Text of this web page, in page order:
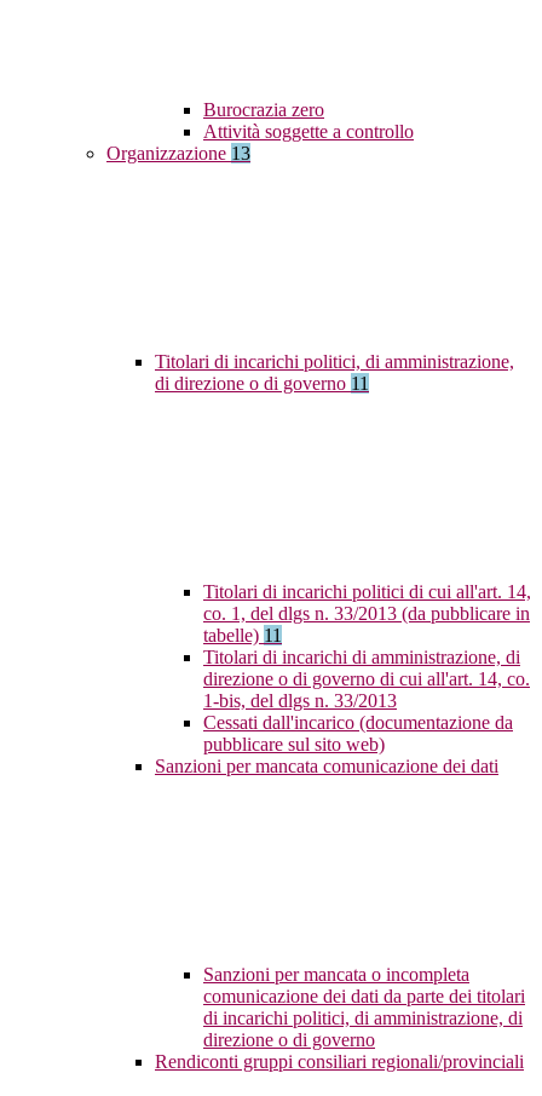
Burocrazia zero
Attività soggette a controllo
Organizzazione 13
Titolari di incarichi politici, di amministrazione,
di direzione o di governo 11
Titolari di incarichi politici di cui all'art. 14,
co. 1, del dlgs n. 33/2013 (da pubblicare in
tabelle) 11
Titolari di incarichi di amministrazione, di
direzione o di governo di cui all'art. 14, co.
1-bis, del dlgs n. 33/2013
Cessati dall'incarico (documentazione da
pubblicare sul sito web)
Sanzioni per mancata comunicazione dei dati
Sanzioni per mancata o incompleta
comunicazione dei dati da parte dei titolari
di incarichi politici, di amministrazione, di
direzione o di governo
Rendiconti gruppi consiliari regionali/provinciali